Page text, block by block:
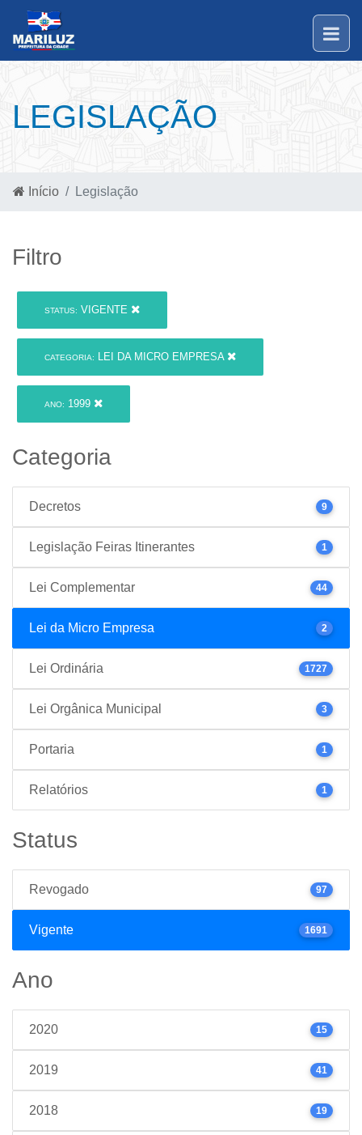
LEGISLAÇÃO
Início Legislação
Filtro
STATUS: VIGENTE
CATEGORIA: LEI DA MICRO EMPRESA
ANO: 1999
Categoria
Decretos 9
Legislação Feiras Itinerantes 1
Lei Complementar 44
Lei da Micro Empresa 2
Lei Ordinária 1727
Lei Orgânica Municipal 3
Portaria 1
Relatórios 1
Status
Revogado 97
Vigente 1691
Ano
2020 15
2019 41
2018 19